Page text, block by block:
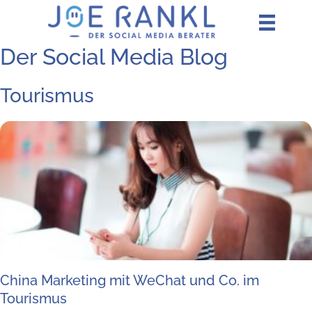
Der Social Media Blog
Tourismus
Chi­na Mar­ke­ting mit WeChat und Co. im
Tourismus